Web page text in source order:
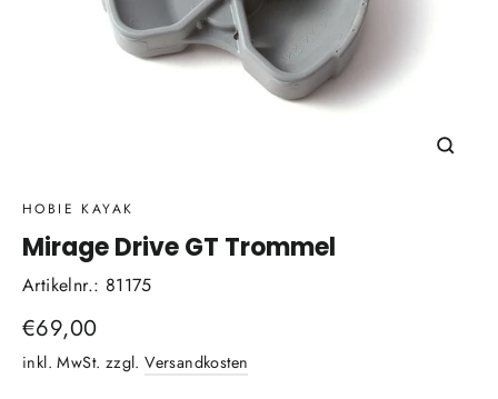
HOBIE KAYAK
Mirage Drive GT Trommel
Artikelnr.: 81175
Normaler
Preis
€69,00
inkl. MwSt. zzgl.Versandkosten